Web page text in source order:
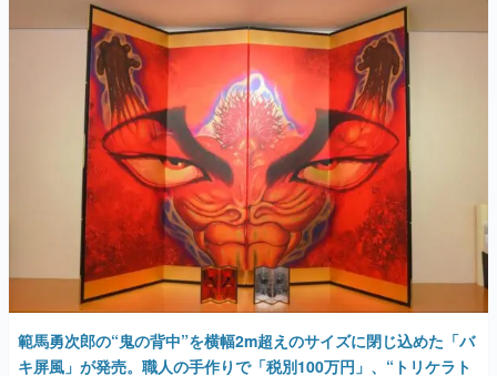
範馬勇次郎の“鬼の背中”を横幅2m超えのサイズに閉じ込めた「バ
キ屏風」が発売。職人の手作りで「税別100万円」、“トリケラト